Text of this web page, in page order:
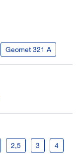
Geomet 321 A
2,5 3 4